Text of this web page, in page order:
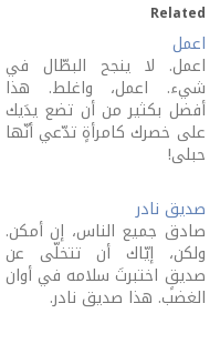
Related
اعمل
اعمل. لا ينجح البطّال في
شيء. اعمل، واغلط. هذا
أفضل بكثير من أن تضع يدَيك
على خصرك كامرأةٍ تدّعي أنّها
حبلى!
صديق نادر
صادق جميع الناس، إن أمكن.
ولكن، إيّاك أن تتخلّى عن
صديقٍ اختبرتَ سلامه في أوان
الغضب. هذا صديق نادر.